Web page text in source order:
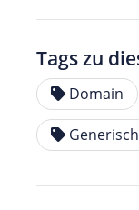
Tags zu
Domain